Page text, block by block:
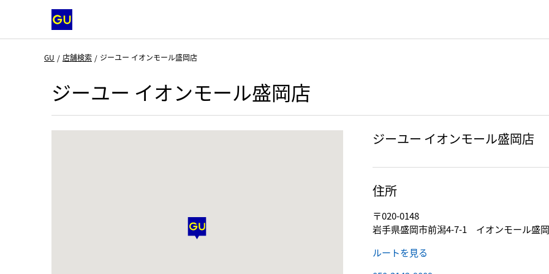
GU 店舗検索 ジーユー イオンモール盛岡店
ジーユー イオンモール盛岡店
ジーユー イオンモール盛岡店
住所
〒020-0148
岩手県盛岡市前潟4-7-1 イオンモール盛
ルートを見る